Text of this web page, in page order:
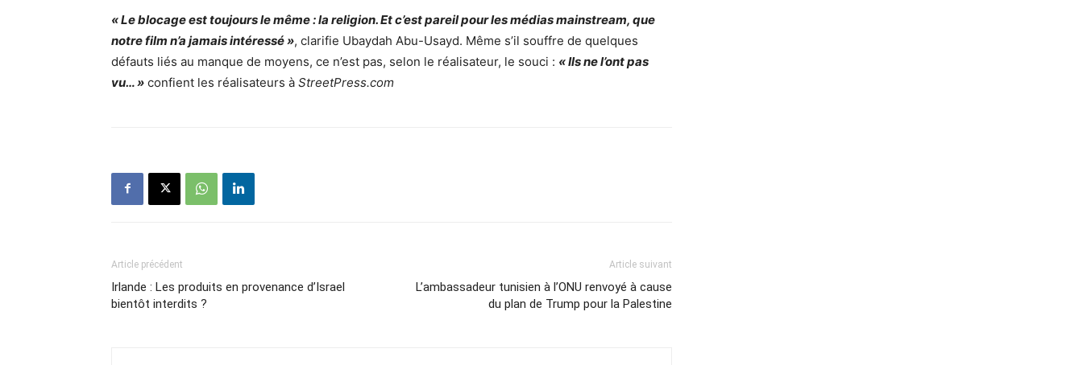
« Le blocage est toujours le même : la religion. Et c’est pareil pour les médias mainstream, que
notre film n’a jamais intéressé », clarifie Ubaydah Abu-Usayd. Même s’il souffre de quelques
défauts liés au manque de moyens, ce n’est pas, selon le réalisateur, le souci : « Ils ne l’ont pas
vu… » confient les réalisateurs à StreetPress.com
Article précédent
Irlande : Les produits en provenance d’Israel
bientôt interdits ?
Article suivant
L’ambassadeur tunisien à l’ONU renvoyé à cause
du plan de Trump pour la Palestine